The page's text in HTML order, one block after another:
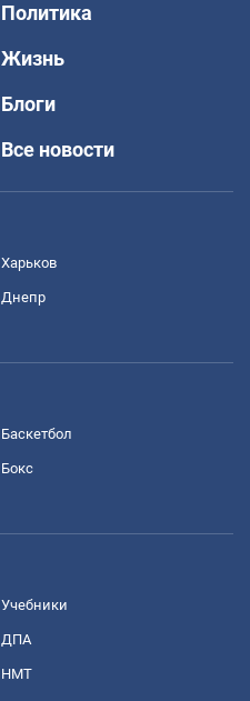
Политика
Жизнь
Блоги
Все новости
Харьков
Днепр
Баскетбол
Бокс
Учебники
ДПА
НМТ